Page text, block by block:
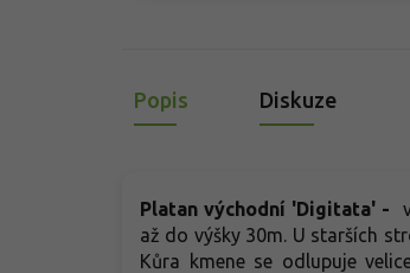
Popis Diskuze
Platan východní 'Digitata' -
až do výšky 30m. U starších
Kůra kmene se odlupuje